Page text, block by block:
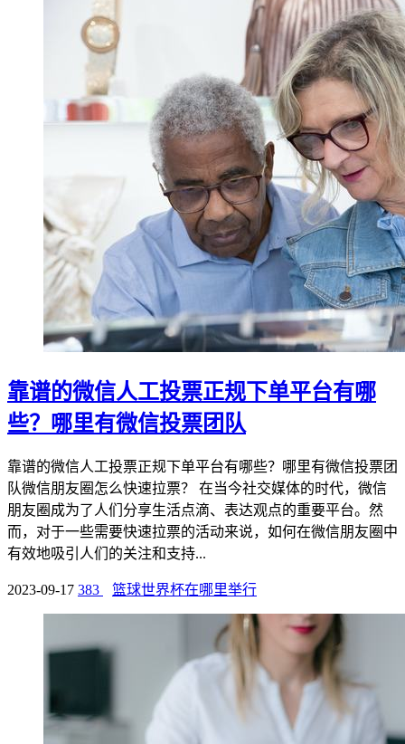
靠谱的微信人工投票正规下单平台有哪
些？哪里有微信投票团队
靠谱的微信人工投票正规下单平台有哪些？哪里有微信投票团
队微信朋友圈怎么快速拉票？ 在当今社交媒体的时代，微信
朋友圈成为了人们分享生活点滴、表达观点的重要平台。然
而，对于一些需要快速拉票的活动来说，如何在微信朋友圈中
有效地吸引人们的关注和支持...
2023-09-17 383 篮球世界杯在哪里举行